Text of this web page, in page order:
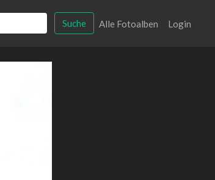
Suche Alle Fotoalben Login